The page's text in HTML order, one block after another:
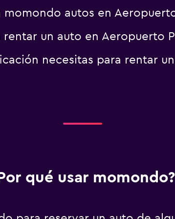
momondo autos en
un auto en Aeropuerto
necesitas para rentar
qué usar momondo?